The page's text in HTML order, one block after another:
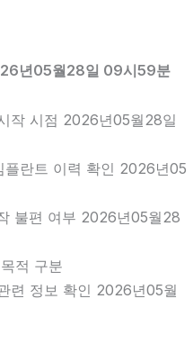
년05월28일 09시59분
작 시점 2026년05월28일
플란트 이력 확인 2026년05
불편 여부 2026년05월28
적 구분
련 정보 확인 2026년05월